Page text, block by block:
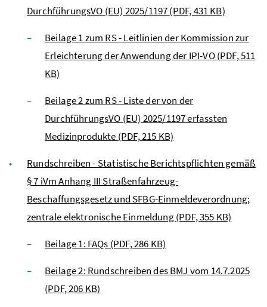
DurchführungsVO (EU) 2025/1197(PDF, 431 KB)
Beilage 1 zum RS - Leitlinien der Kommission zur
Erleichterung der Anwendung der IPI-VO(PDF, 511
KB)
Beilage 2 zum RS - Liste der von der
DurchführungsVO (EU) 2025/1197 erfassten
Medizinprodukte (PDF, 215 KB)
Rundschreiben - Statistische Berichtspflichten gemäß
§ 7 iVm Anhang III Straßenfahrzeug-
Beschaffungsgesetz und SFBG-Einmeldeverordnung;
zentrale elektronische Einmeldung(PDF, 355 KB)
Beilage 1: FAQs (PDF, 286 KB)
Beilage 2: Rundschreiben des BMJ vom 14.7.2025
(PDF, 206 KB)